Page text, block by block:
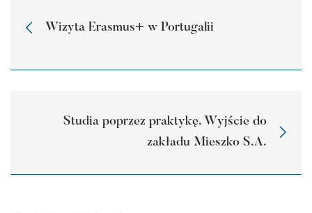
Wizyta Erasmus+ w Portugalii
Studia poprzez praktykę. Wyjście do
zakładu Mieszko S.A.